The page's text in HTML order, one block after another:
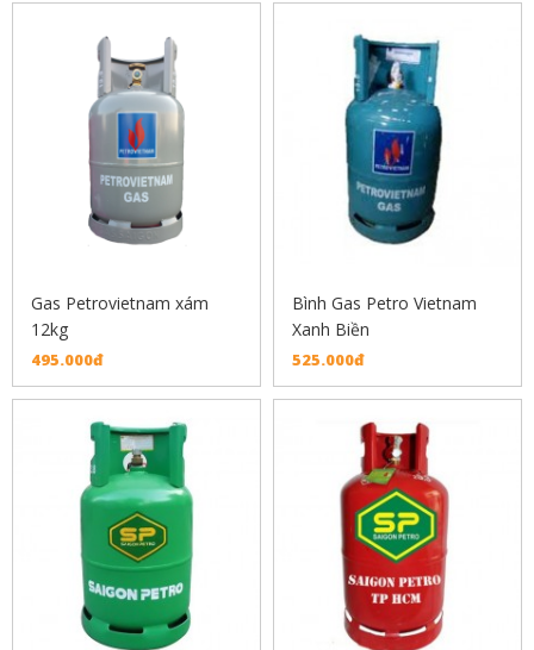
Gas Petrovietnam xám
12kg
495.000đ
Bình Gas Petro Vietnam
Xanh Biền
525.000đ